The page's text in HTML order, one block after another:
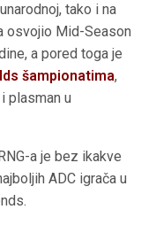
tako i na
osvojio Mid-Season
a pored toga je
šampionatima,
plasman u
a je bez ikakve
ADC igrača u